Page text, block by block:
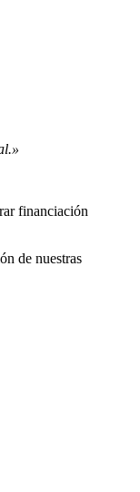
financiación
de nuestras